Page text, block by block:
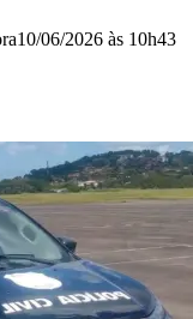
10/06/2026 às 10h43